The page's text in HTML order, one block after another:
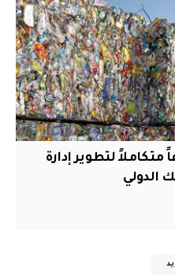
لتطوير إدارة
الدولي